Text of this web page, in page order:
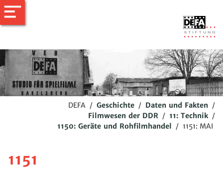
DEFA / Geschichte / Daten und Fakten /
Filmwesen der DDR / 11: Technik /
1150: Geräte und Rohfilmhandel / 1151: MAI
1151